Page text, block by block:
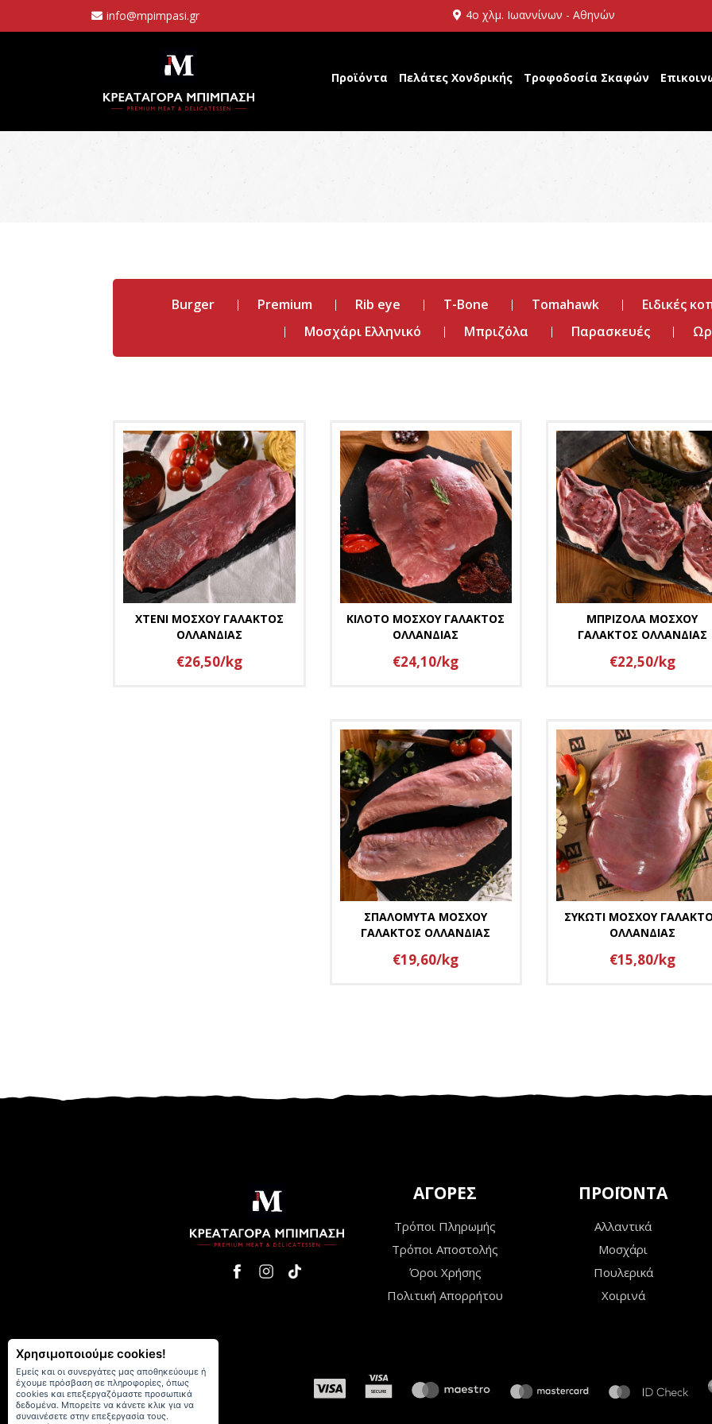
info@mpimpasi.gr 4ο χλμ. Ιωαννίνων - Αθηνών
Προϊόντα Πελάτες Χονδρικής Τροφοδοσία Σκαφών
Burger Premium Rib eye T-Bone Tomahawk
Ειδικές
Μοσχάρι Ελληνικό
Μπριζόλα Παρασκευές
XTENI ΜΟΣΧΟΥ ΓΑΛΑΚΤΟΣ
ΟΛΛΑΝΔΙΑΣ
€26,50/kg
ΚΙΛΟΤΟ ΜΟΣΧΟΥ ΓΑΛΑΚΤΟΣ
ΟΛΛΑΝΔΙΑΣ
€24,10/kg
ΜΠΡΙΖΟΛΑ ΜΟΣΧΟΥ
ΓΑΛΑΚΤΟΣ ΟΛΛΑΝΔΙΑΣ
€22,50/kg
ΣΠΑΛΟΜΥΤΑ ΜΟΣΧΟΥ
ΓΑΛΑΚΤΟΣ ΟΛΛΑΝΔΙΑΣ
€19,60/kg
ΣΥΚΩΤΙ ΜΟΣΧΟΥ
ΟΛΛΑΝΔΙΑΣ
€15,80/kg
ΑΓΟΡΕΣ
Τρόποι Πληρωμής
Τρόποι Αποστολής
Όροι Χρήσης
Πολιτική Απορρήτου
ΠΡΟΪΟΝΤΑ
Αλλαντικά
Μοσχάρι
Πουλερικά
Χοιρινά
Χρησιμοποιούμε cookies!
Εμείς και οι συνεργάτες μας αποθηκεύουμε ή
έχουμε πρόσβαση σε πληροφορίες, όπως
cookies και επεξεργαζόμαστε προσωπικά
δεδομένα. Μπορείτε να κάνετε κλικ για να
συναινέσετε στην επεξεργασία τους.